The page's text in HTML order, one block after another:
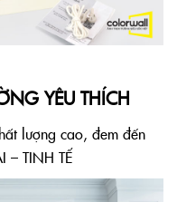
YÊU THÍCH
lượng cao, đem đến
– TINH TẾ